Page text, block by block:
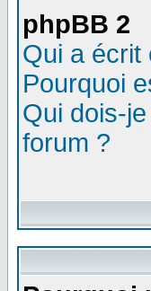
phpBB 2
Qui a écrit
Pourquoi
Qui dois-
forum ?